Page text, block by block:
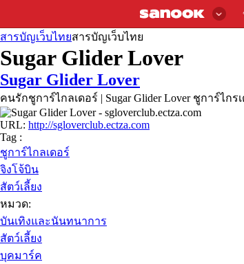
สารบัญเว็บไทยสารบัญเว็บไทย
Sugar Glider Lover
Sugar Glider Lover
คนรักชูการ์ไกลเดอร์ | Sugar Glider Lover ชูการ์ไก
URL: http://sgloverclub.ectza.com
Tag :
ชูการ์ไกลเดอร์
จิงโจ้บิน
สัตว์เลี้ยง
หมวด:
บันเทิงและนันทนาการ
สัตว์เลี้ยง
บุคมาร์ค